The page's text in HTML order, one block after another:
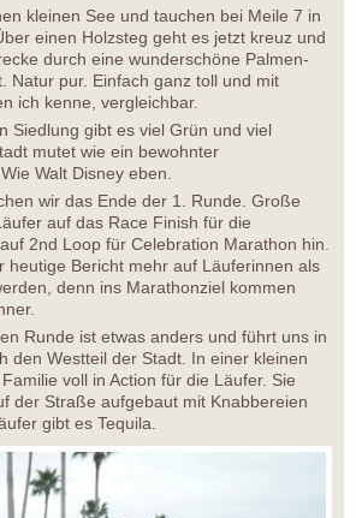
kleinen See und tauchen bei Meile 7 in
einen Holzsteg geht es jetzt kreuz und
durch eine wunderschöne Palmen-
Natur pur. Einfach ganz toll und mit
ich kenne, vergleichbar.
Siedlung gibt es viel Grün und viel
mutet wie ein bewohnter
Walt Disney eben.
wir das Ende der 1. Runde. Große
auf das Race Finish für die
2nd Loop für Celebration Marathon hin.
heutige Bericht mehr auf Läuferinnen als
denn ins Marathonziel kommen
Runde ist etwas anders und führt uns in
den Westteil der Stadt. In einer kleinen
voll in Action für die Läufer. Sie
der Straße aufgebaut mit Knabbereien
gibt es Tequila.